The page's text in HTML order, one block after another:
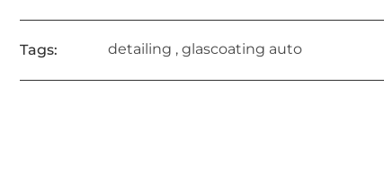
Tags: detailing , glascoating auto